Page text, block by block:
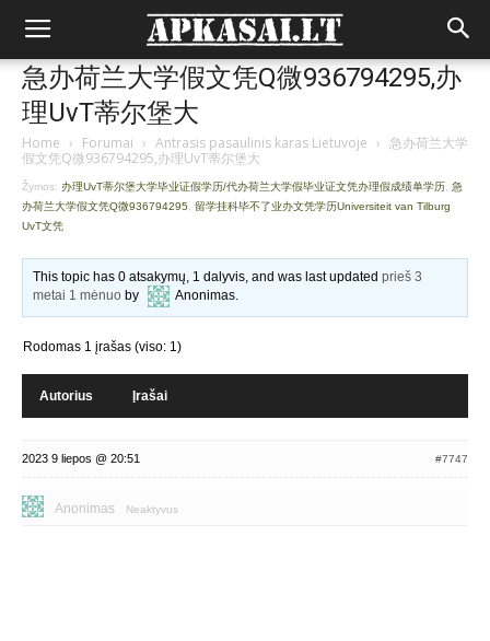
急办荷兰大学假文凭Q微936794295,办
理UvT蒂尔堡大
Home › Forumai › Antrasis pasaulinis karas Lietuvoje › 急办荷兰大学
假文凭Q微936794295,办理UvT蒂尔堡大
Žymos: 办理UvT蒂尔堡大学毕业证假学历/代办荷兰大学假毕业证文凭办理假成绩单学历 急
办荷兰大学假文凭Q微936794295
留学挂科毕不了业办文凭学历Universiteit van Tilburg
UvT文凭
This topic has 0 atsakymų, 1 dalyvis, and was last updatedprieš 3
metai 1 mėnuo by Anonimas.
Rodomas 1 įrašas (viso: 1)
Autorius Įrašai
2023 9 liepos @ 20:51 #7747
Anonimas Neaktyvus